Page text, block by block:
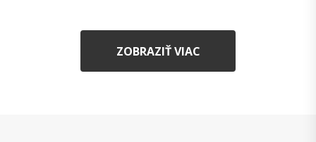
ZOBRAZIŤ VIAC